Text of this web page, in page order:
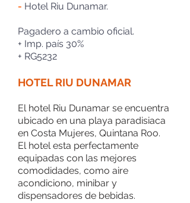
- Hotel Riu Dunamar.
Pagadero a cambio oficial.
+ Imp. país 30%
+ RG5232
HOTEL RIU DUNAMAR
El hotel Riu Dunamar se encuentra
ubicado en una playa paradisiaca
en Costa Mujeres, Quintana Roo.
El hotel esta perfectamente
equipadas con las mejores
comodidades, como aire
acondiciono, minibar y
dispensadores de bebidas.